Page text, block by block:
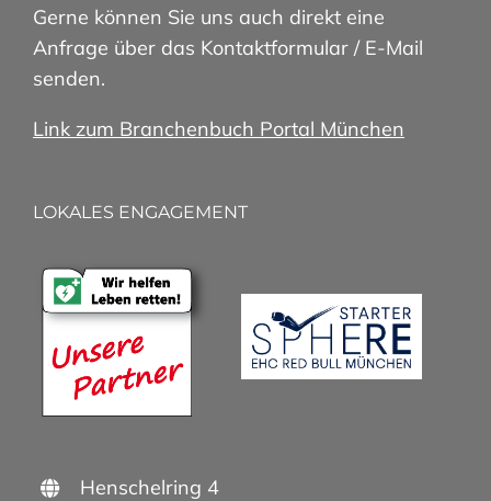
Gerne können Sie uns auch direkt eine
Anfrage über das Kontaktformular / E-Mail
senden.
Link zum Branchenbuch Portal München
LOKALES ENGAGEMENT
Henschelring 4